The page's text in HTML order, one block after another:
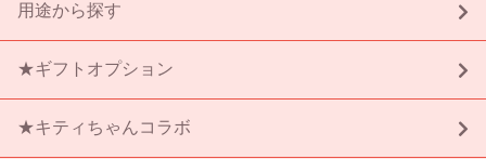
用途から探す
★ギフトオプション
★キティちゃんコラボ